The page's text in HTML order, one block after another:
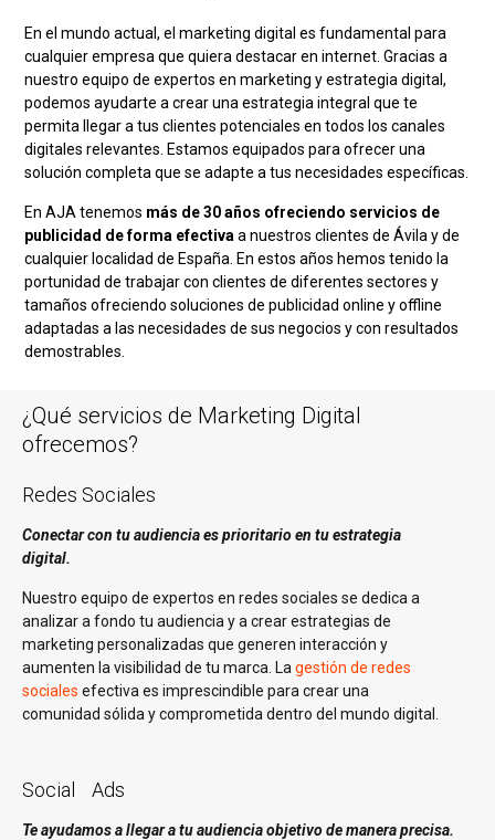
En el mundo actual, el marketing digital es fundamental para
cualquier empresa que quiera destacar en internet. Gracias a
nuestro equipo de expertos en marketing y estrategia digital,
podemos ayudarte a crear una estrategia integral que te
permita llegar a tus clientes potenciales en todos los canales
digitales relevantes. Estamos equipados para ofrecer una
solución completa que se adapte a tus necesidades específicas.
En AJA tenemos más de 30 años ofreciendo servicios de
publicidad de forma efectiva a nuestros clientes de Ávila y de
cualquier localidad de España. En estos años hemos tenido la
portunidad de trabajar con clientes de diferentes sectores y
tamaños ofreciendo soluciones de publicidad online y offline
adaptadas a las necesidades de sus negocios y con resultados
demostrables.
¿Qué servicios de Marketing Digital
ofrecemos?
Redes Sociales
Conectar con tu audiencia es prioritario en tu estrategia
digital.
Nuestro equipo de expertos en redes sociales se dedica a
analizar a fondo tu audiencia y a crear estrategias de
marketing personalizadas que generen interacción y
aumenten la visibilidad de tu marca. La gestión de redes
sociales efectiva es imprescindible para crear una
comunidad sólida y comprometida dentro del mundo digital.
Social Ads
Te ayudamos a llegar a tu audiencia objetivo de manera precisa.